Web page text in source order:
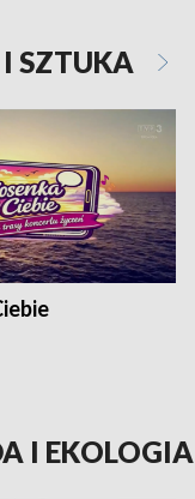
SZTUKA
I EKOLOGIA